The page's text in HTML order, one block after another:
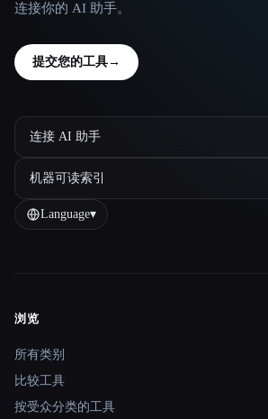
连接你的 AI 助手。
提交您的工具→
连接 AI 助手
机器可读索引
Language▾
Site navigation
浏览
所有类别
比较工具
按受众分类的工具